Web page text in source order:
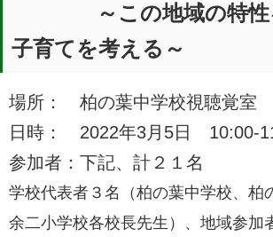
～この地域の特性
子育てを考える～
場所： 柏の葉中学校視聴覚室
日時： 2022年3月5日 10:00-
参加者：下記、計２１名
学校代表者３名（柏の葉中学校、柏
余二小学校各校長先生）、地域参加